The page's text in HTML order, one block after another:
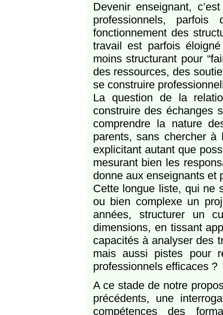
Devenir enseignant,
professionnels,
fonctionnement des
travail est parfois
moins structurant pour
des ressources, des
se construire
La question de la
construire des échanges
comprendre la nature
parents, sans chercher à
explicitant autant que
mesurant bien les
donne aux enseignants et
Cette longue liste, qui ne
ou bien complexe un
années, structurer un
dimensions, en tissant
capacités à analyser des
mais aussi pistes pour
professionnels efficaces ?
A ce stade de notre
précédents, une
compétences des